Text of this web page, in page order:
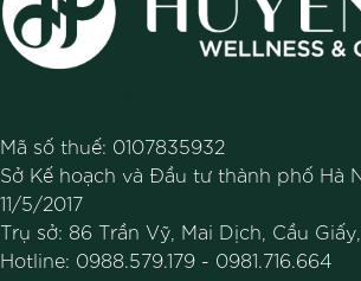
Mã số thuế: 0107835932
Sở Kế hoạch và Đầu tư thành phố Hà
11/5/2017
Trụ sở: 86 Trần Vỹ, Mai Dịch, Cầu
Hotline: 0988.579.179 - 0981.716.664